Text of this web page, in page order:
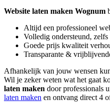
Website laten maken Wognum
Altijd een professioneel
Volledig ondersteund,
Goede prijs kwaliteit
Transparante &
Afhankelijk van jouw wensen
Wil je zeker weten wat het gaat
laten maken door professionals
laten maken en ontvang direct 4